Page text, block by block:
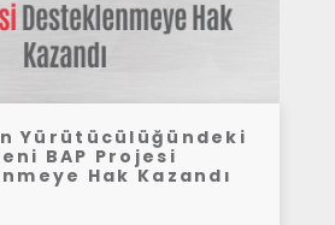
Yürütücülüğündeki
BAP Projesi
Hak Kazandı